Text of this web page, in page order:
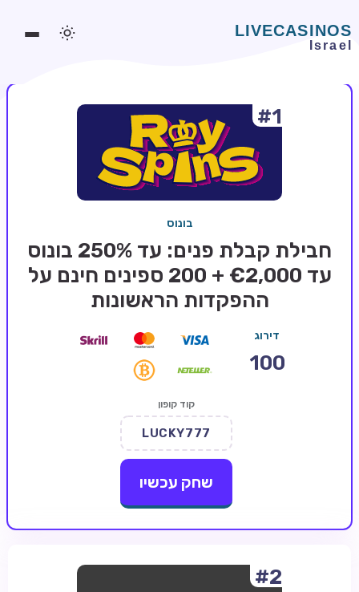
משחקים אונליין
משחקים חינמיים
בלאקג'ק אונליין
בונוסים בקזינו אונליין
בלוג וחדשות
#1
בונוס
חבילת קבלת פנים: עד 250% בונוס
עד €2,000 + 200 ספינים חינם על
ההפקדות הראשונות
דירוג
100
קוד קופון
LUCKY777
שחק עכשיו
#2